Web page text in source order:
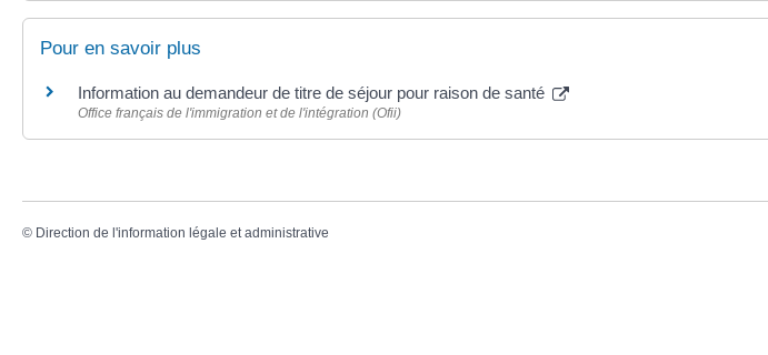
Pour en savoir plus
Information au demandeur de titre de séjour pour raison de santé
Office français de l'immigration et de l'intégration (Ofii)
© Direction de l'information légale et administrative